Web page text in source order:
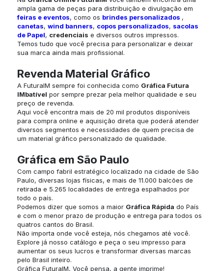
ampla gama de peças para distribuição e divulgação em
feiras e eventos, como os brindes personalizados ,
canetas, wind banners, copos personalizados, sacolas
de Papel, credenciais e diversos outros impressos.
Temos tudo que você precisa para personalizar e deixar
sua marca ainda mais profissional.
Revenda Material Gráfico
A FuturaIM sempre foi conhecida como Gráfica Futura
IMbatível por sempre prezar pela melhor qualidade e seu
preço de revenda.
Aqui você encontra mais de 20 mil produtos disponíveis
para compra online e aquisição direta que poderá atender
diversos segmentos e necessidades de quem precisa de
um material gráfico personalizado de qualidade.
Gráfica em São Paulo
Com campo fabril estratégico localizado na cidade de São
Paulo, diversas lojas físicas, e mais de 11.000 balcões de
retirada e 5.265 localidades de entrega espalhados por
todo o país.
Podemos dizer que somos a maior Gráfica Rápida do País
e com o menor prazo de produção e entrega para todos os
quatros cantos do Brasil.
Não importa onde você esteja, nós chegamos até você.
Explore já nosso catálogo e peça o seu impresso para
aumentar os seus lucros e transformar diversas marcas
pelo Brasil inteiro.
Gráfica FuturaIM, Você pensa, a gente imprime!